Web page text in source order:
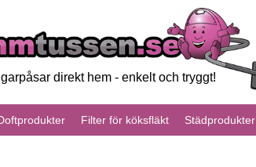
direkt hem - enkelt och tryggt!
Filter för köksfläkt Städprodukter